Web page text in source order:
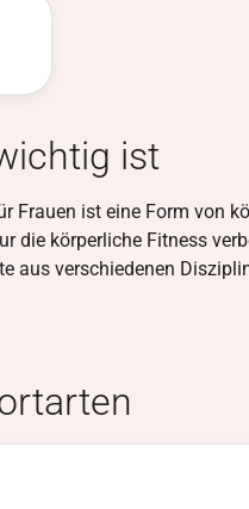
ist
Frauen ist eine Form von
die körperliche Fitness
aus verschiedenen